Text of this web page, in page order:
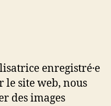
enregistré·e
le site web, nous
des images